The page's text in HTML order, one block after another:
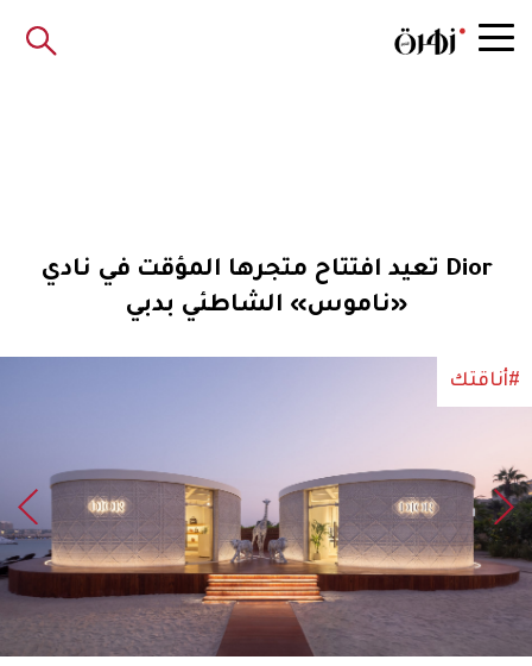
Dior تعيد افتتاح متجرها المؤقت في نادي
«ناموس» الشاطئي بدبي
#أناقتك